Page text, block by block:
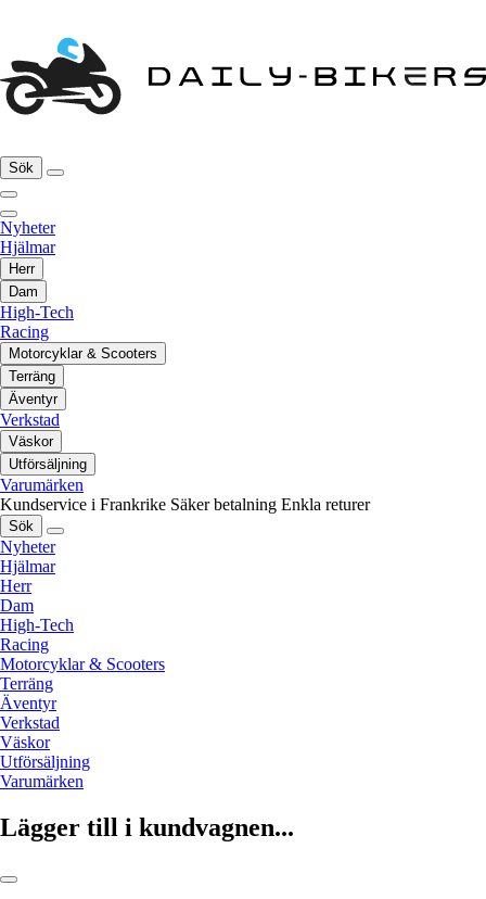
Sök
Nyheter
Hjälmar
Herr
Dam
High-Tech
Racing
Motorcyklar & Scooters
Terräng
Äventyr
Verkstad
Väskor
Utförsäljning
Varumärken
Kundservice i Frankrike Säker betalning Enkla returer
Sök
Nyheter
Hjälmar
Herr
Dam
High-Tech
Racing
Motorcyklar & Scooters
Terräng
Äventyr
Verkstad
Väskor
Utförsäljning
Varumärken
Lägger till i kundvagnen...